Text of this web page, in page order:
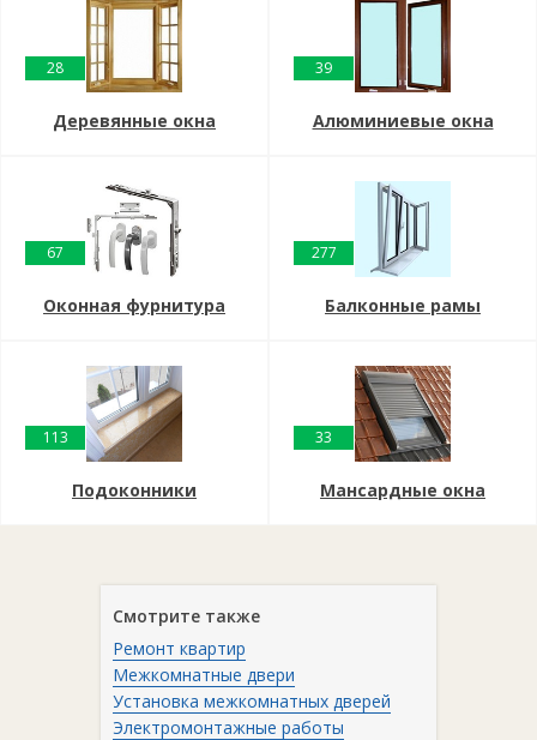
28
Деревянные окна
39
Алюминиевые окна
67
Оконная фурнитура
277
Балконные рамы
113
Подоконники
33
Мансардные окна
Смотрите также
Ремонт квартир
Межкомнатные двери
Установка межкомнатных дверей
Электромонтажные работы